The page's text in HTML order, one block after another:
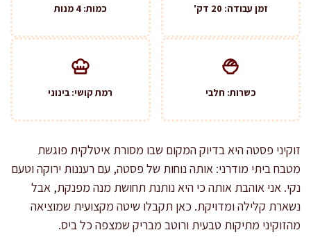
זמן עבודה: 20 דק' כמות: 4 מנות
כשרות: חלבי רמת קושי: בינוני
זוקיני פסטה היא בדיוק המקום שבו מסורת איטלקית פוגשת
מטבח ביתי מודרני: אותה נוחות של פסטה, עם רעננות ירוקה וטעם
נקי. אני אוהבת אותה כי היא נותנת תחושת מנה מפנקת, אבל
נשארת קלילה ומדויקת. כאן תקבלו שיטה מקצועית שמוציאה
מהזוקיני מתיקות טבעית ורוטב מבריק שמצפה כל ביס.